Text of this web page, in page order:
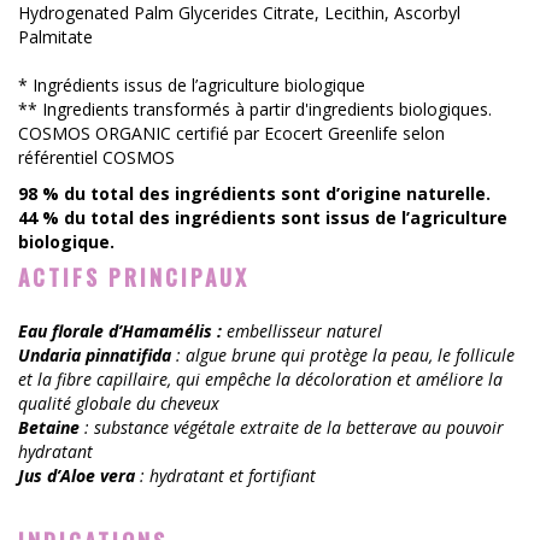
Hydrogenated Palm Glycerides Citrate, Lecithin, Ascorbyl
Palmitate
* Ingrédients issus de l’agriculture biologique
** Ingredients transformés à partir d'ingredients biologiques.
COSMOS ORGANIC certifié par Ecocert Greenlife selon
référentiel COSMOS
98 % du total des ingrédients sont d’origine naturelle.
44 % du total des ingrédients sont issus de l’agriculture
biologique.
ACTIFS PRINCIPAUX
Eau florale d’Hamamélis : embellisseur naturel
Undaria pinnatifida : algue brune qui protège la peau, le follicule
et la fibre capillaire, qui empêche la décoloration et améliore la
qualité globale du cheveux
Betaine : substance végétale extraite de la betterave au pouvoir
hydratant
Jus d’Aloe vera : hydratant et fortifiant